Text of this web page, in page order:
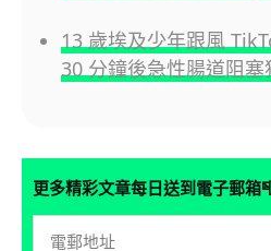
13 歲埃及少年跟風
30 分鐘後急性腸道阻塞
更多精彩文章每日送到電子郵箱